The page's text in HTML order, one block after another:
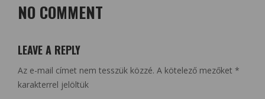
NO COMMENT
LEAVE A REPLY
Az e-mail címet nem tesszük közzé. A kötelező mezőket *
karakterrel jelöltük